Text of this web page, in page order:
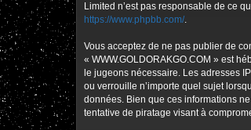
Limited n’est pas responsable de ce
https://www.phpbb.com/.
Vous acceptez de ne pas publier de
« WWW.GOLDORAKGO.COM » est
le jugeons nécessaire. Les adresses
ou verrouille n’importe quel sujet
données. Bien que ces informations
tentative de piratage visant à